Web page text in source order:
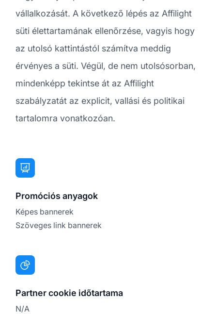
vállalkozását. A következő lépés az Affilight
süti élettartamának ellenőrzése, vagyis hogy
az utolsó kattintástól számítva meddig
érvényes a süti. Végül, de nem utolsósorban,
mindenképp tekintse át az Affilight
szabályzatát az explicit, vallási és politikai
tartalomra vonatkozóan.
Promóciós anyagok
Képes bannerek
Szöveges link bannerek
Partner cookie időtartama
N/A